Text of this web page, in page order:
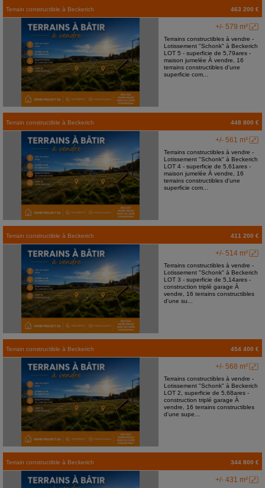
Terrain constructible à Beckerich 463 200 €
+/- 579 m²
Terrains constructibles à vendre -
Lotissement "Schonk" à Beckerich
LOT 5 - superficie de 5,79ares -
maison jumelée À vendre, 16
terrains constructibles d'une
superficie com...
Terrain constructible à Beckerich 448 800 €
+/- 561 m²
Terrains constructibles à vendre -
Lotissement "Schonk" à Beckerich
LOT 4 - superficie de 5,61ares -
maison jumelée À vendre, 16
terrains constructibles d'une
superficie com...
Terrain constructible à Beckerich 411 200 €
+/- 514 m²
Terrains constructibles à vendre -
Lotissement "Schonk" à Beckerich
LOT 3 - superficie de 5,14ares -
construction triplé garage À
vendre, 16 terrains constructibles
d'une su...
Terrain constructible à Beckerich 454 400 €
+/- 568 m²
Terrains constructibles à vendre -
Lotissement "Schonk" à Beckerich
LOT 2, superficie de 5,68ares -
construction triplé garage À
vendre, 16 terrains constructibles
d'une supe...
Terrain constructible à Beckerich 344 800 €
+/- 431 m²